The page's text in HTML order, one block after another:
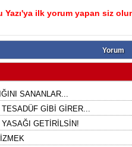
Yazı'ya ilk yorum yapan siz
Yorum
SANANLAR...
GİBİ GİRER...
GETİRİLSİN!